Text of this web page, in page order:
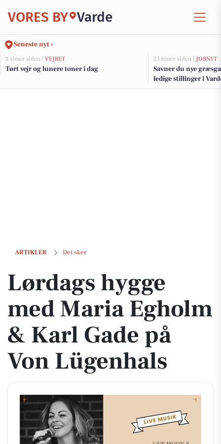
VORES BY Varde
Seneste nyt ›
3 timer siden | VEJRET
Tørt vejr og lunere toner i dag
21 timer siden | JOBNYT
Savner du nye
ledige stillinger i
ARTIKLER Det sker
Lørdags hygge med Maria Egholm & Karl Gade på Von Lügenhals
Lørdags hygge
med Maria Egholm
& Karl Gade på
Von Lügenhals